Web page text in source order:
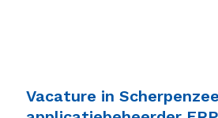
Vacature in